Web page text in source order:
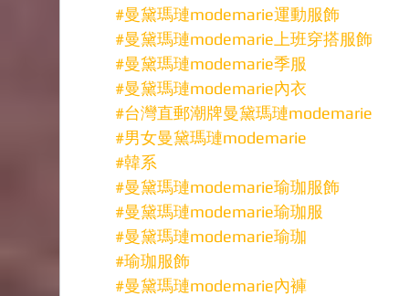
#曼黛瑪璉modemarie運動服飾
#曼黛瑪璉modemarie上班穿搭服飾
#曼黛瑪璉modemarie季服
#曼黛瑪璉modemarie內衣
#台灣直郵潮牌曼黛瑪璉modemarie
#男女曼黛瑪璉modemarie
#韓系
#曼黛瑪璉modemarie瑜珈服飾
#曼黛瑪璉modemarie瑜珈服
#曼黛瑪璉modemarie瑜珈
#瑜珈服飾
#曼黛瑪璉modemarie內褲